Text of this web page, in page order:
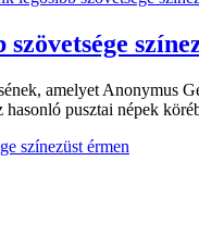
amelyet
pusztai népek
színezüst érmen